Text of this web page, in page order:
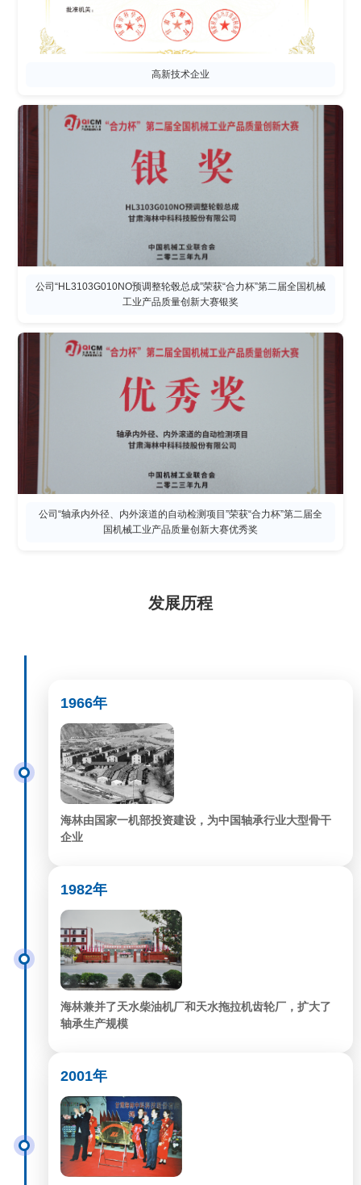
高新技术企业
公司“HL3103G010NO预调整轮毂总成”荣获“合力杯”第二届全国机械
工业产品质量创新大赛银奖
公司“轴承内外径、内外滚道的自动检测项目”荣获“合力杯”第二届全
国机械工业产品质量创新大赛优秀奖
发展历程
1966年
海林由国家一机部投资建设，为中国轴承行业大型骨干
企业
1982年
海林兼并了天水柴油机厂和天水拖拉机齿轮厂，扩大了
轴承生产规模
2001年